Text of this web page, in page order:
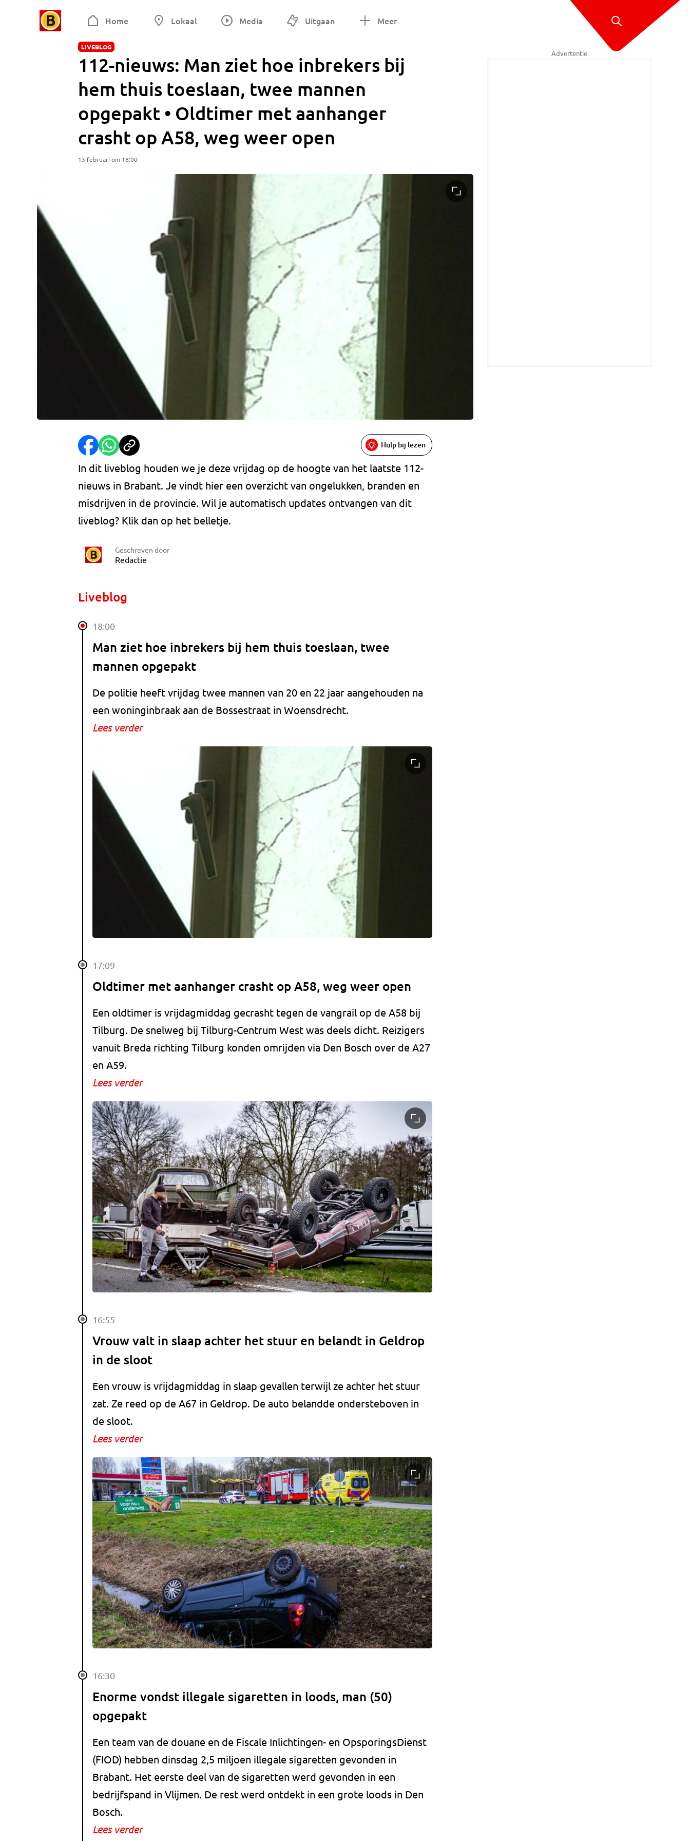
Home Lokaal Media Uitgaan Meer
LIVEBLOG
112-nieuws: Man ziet hoe inbrekers bij
hem thuis toeslaan, twee mannen
opgepakt • Oldtimer met aanhanger
crasht op A58, weg weer open
13 februari om 18:00
Hulp bij lezen
In dit liveblog houden we je deze vrijdag op de hoogte van het laatste 112-
nieuws in Brabant. Je vindt hier een overzicht van ongelukken, branden en
misdrijven in de provincie. Wil je automatisch updates ontvangen van dit
liveblog? Klik dan op het belletje.
Geschreven door
Redactie
Liveblog
18:00
Man ziet hoe inbrekers bij hem thuis toeslaan, twee
mannen opgepakt
De politie heeft vrijdag twee mannen van 20 en 22 jaar aangehouden na
een woninginbraak aan de Bossestraat in Woensdrecht.
Lees verder
17:09
Oldtimer met aanhanger crasht op A58, weg weer open
Een oldtimer is vrijdagmiddag gecrasht tegen de vangrail op de A58 bij
Tilburg. De snelweg bij Tilburg-Centrum West was deels dicht. Reizigers
vanuit Breda richting Tilburg konden omrijden via Den Bosch over de A27
en A59.
Lees verder
16:55
Vrouw valt in slaap achter het stuur en belandt in Geldrop
in de sloot
Een vrouw is vrijdagmiddag in slaap gevallen terwijl ze achter het stuur
zat. Ze reed op de A67 in Geldrop. De auto belandde ondersteboven in
de sloot.
Lees verder
16:30
Enorme vondst illegale sigaretten in loods, man (50)
opgepakt
Een team van de douane en de Fiscale Inlichtingen- en OpsporingsDienst
(FIOD) hebben dinsdag 2,5 miljoen illegale sigaretten gevonden in
Brabant. Het eerste deel van de sigaretten werd gevonden in een
bedrijfspand in Vlijmen. De rest werd ontdekt in een grote loods in Den
Bosch.
Lees verder
Advertentie